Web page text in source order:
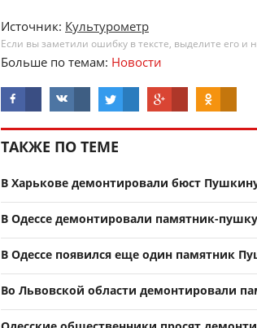
Источник: Культурометр
Если вы заметили ошибку в тексте, выделите его и
Больше по темам: Новости
ТАКЖЕ ПО ТЕМЕ
В Харькове демонтировали бюст
В Одессе демонтировали памятник-
В Одессе появился еще один памятник
Во Львовской области демонтировали